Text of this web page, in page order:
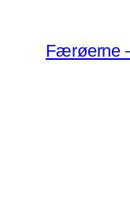
indhold
Færøerne